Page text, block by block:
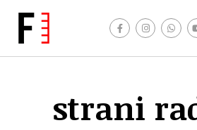
strani